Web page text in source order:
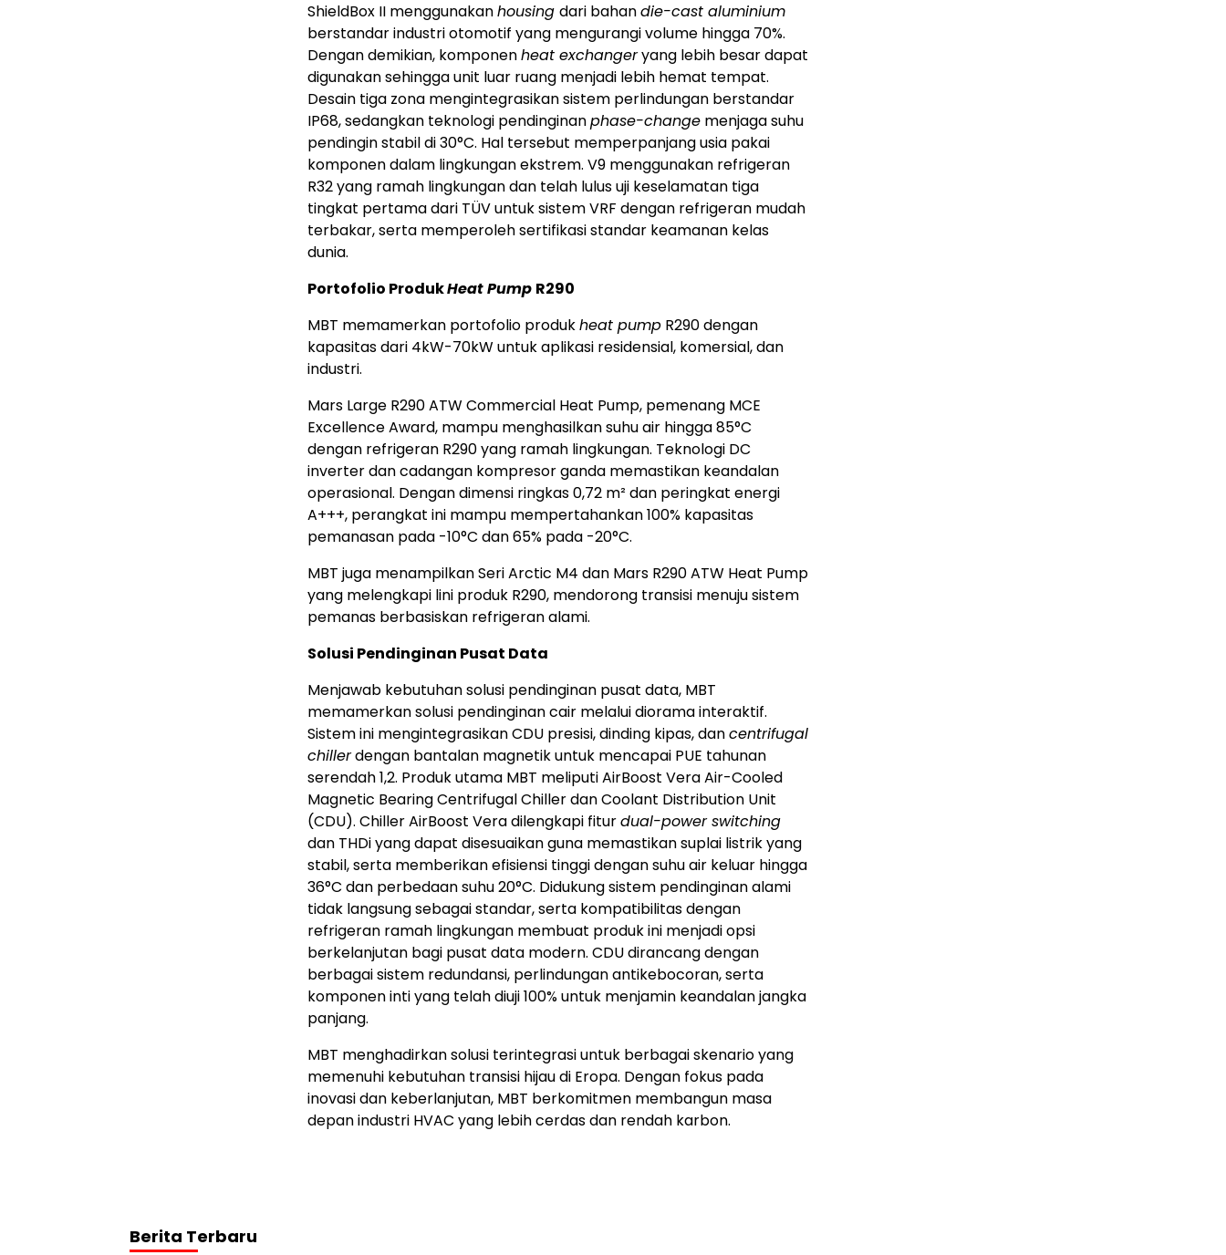
ShieldBox II menggunakanhousing dari bahandie-cast aluminium
berstandar industri otomotif yang mengurangi volume hingga 70%.
Dengan demikian, komponenheat exchangeryang lebih besar dapat
digunakan sehingga unit luar ruang menjadi lebih hemat tempat.
Desain tiga zona mengintegrasikan sistem perlindungan berstandar
IP68, sedangkan teknologi pendinginanphase-change menjaga suhu
pendingin stabil di 30°C. Hal tersebut memperpanjang usia pakai
komponen dalam lingkungan ekstrem. V9 menggunakan refrigeran
R32 yang ramah lingkungan dan telah lulus uji keselamatan tiga
tingkat pertama dari TÜV untuk sistem VRF dengan refrigeran mudah
terbakar, serta memperoleh sertifikasi standar keamanan kelas
dunia.
Portofolio ProdukHeat Pump R290
MBT memamerkan portofolio produkheat pump R290 dengan
kapasitas dari 4kW-70kW untuk aplikasi residensial, komersial, dan
industri.
Mars Large R290 ATW Commercial Heat Pump, pemenang MCE
Excellence Award, mampu menghasilkan suhu air hingga 85°C
dengan refrigeran R290 yang ramah lingkungan. Teknologi DC
inverter dan cadangan kompresor ganda memastikan keandalan
operasional. Dengan dimensi ringkas 0,72 m² dan peringkat energi
A+++, perangkat ini mampu mempertahankan 100% kapasitas
pemanasan pada -10°C dan 65% pada -20°C.
MBT juga menampilkan Seri Arctic M4 dan Mars R290 ATW Heat Pump
yang melengkapi lini produk R290, mendorong transisi menuju sistem
pemanas berbasiskan refrigeran alami.
Solusi Pendinginan Pusat Data
Menjawab kebutuhan solusi pendinginan pusat data, MBT
memamerkan solusi pendinginan cair melalui diorama interaktif.
Sistem ini mengintegrasikan CDU presisi, dinding kipas, dancentrifugal
chillerdengan bantalan magnetik untuk mencapai PUE tahunan
serendah 1,2. Produk utama MBT meliputi AirBoost Vera Air-Cooled
Magnetic Bearing Centrifugal Chiller dan Coolant Distribution Unit
(CDU). Chiller AirBoost Vera dilengkapi fiturdual-power switching
dan THDi yang dapat disesuaikan guna memastikan suplai listrik yang
stabil, serta memberikan efisiensi tinggi dengan suhu air keluar hingga
36°C dan perbedaan suhu 20°C. Didukung sistem pendinginan alami
tidak langsung sebagai standar, serta kompatibilitas dengan
refrigeran ramah lingkungan membuat produk ini menjadi opsi
berkelanjutan bagi pusat data modern. CDU dirancang dengan
berbagai sistem redundansi, perlindungan antikebocoran, serta
komponen inti yang telah diuji 100% untuk menjamin keandalan jangka
panjang.
MBT menghadirkan solusi terintegrasi untuk berbagai skenario yang
memenuhi kebutuhan transisi hijau di Eropa. Dengan fokus pada
inovasi dan keberlanjutan, MBT berkomitmen membangun masa
depan industri HVAC yang lebih cerdas dan rendah karbon.
Berita Terbaru